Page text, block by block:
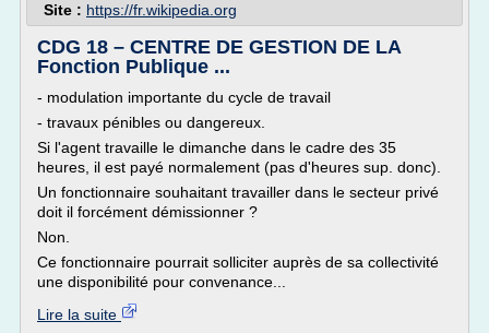
Site : https://fr.wikipedia.org
CDG 18 – CENTRE DE GESTION DE LA
Fonction Publique ...
- modulation importante du cycle de travail
- travaux pénibles ou dangereux.
Si l'agent travaille le dimanche dans le cadre des 35
heures, il est payé normalement (pas d'heures sup. donc).
Un fonctionnaire souhaitant travailler dans le secteur privé
doit il forcément démissionner ?
Non.
Ce fonctionnaire pourrait solliciter auprès de sa collectivité
une disponibilité pour convenance...
Lire la suite